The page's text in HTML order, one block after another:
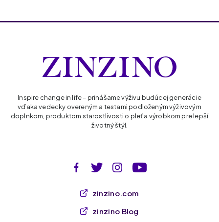
Inspire change in life – prinášame výživu budúcej generácie
vďaka vedecky overeným a testami podloženým výživovým
doplnkom, produktom starostlivosti o pleť a výrobkom pre lepší
životný štýl.
zinzino.com
zinzino Blog